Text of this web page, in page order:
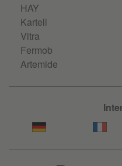
HAY
Kartell
Vitra
Fermob
Artemide